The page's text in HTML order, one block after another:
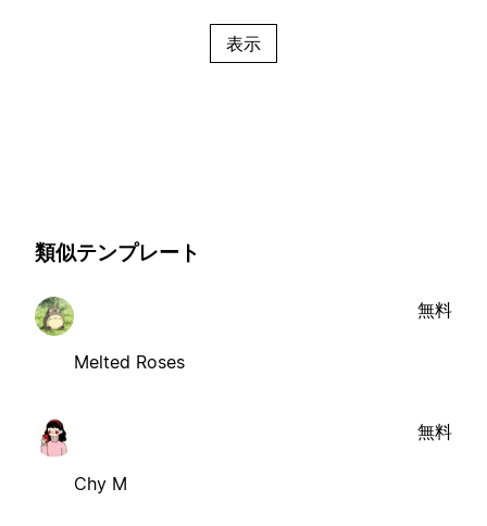
表示
類似テンプレート
Melted Roses
無料
Chy M
無料